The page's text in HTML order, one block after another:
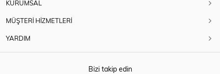
KURUMSAL
MÜŞTERİ HİZMETLERİ
YARDIM
Bizi takip edin